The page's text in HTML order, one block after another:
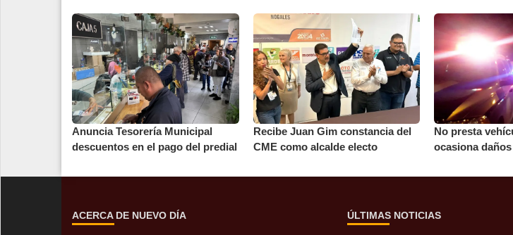
Anuncia Tesorería Municipal
descuentos en el pago del predial
Recibe Juan Gim constancia del
CME como alcalde electo
No presta
ocasiona
ACERCA DE NUEVO DÍA ÚLTIMAS NOTICIAS